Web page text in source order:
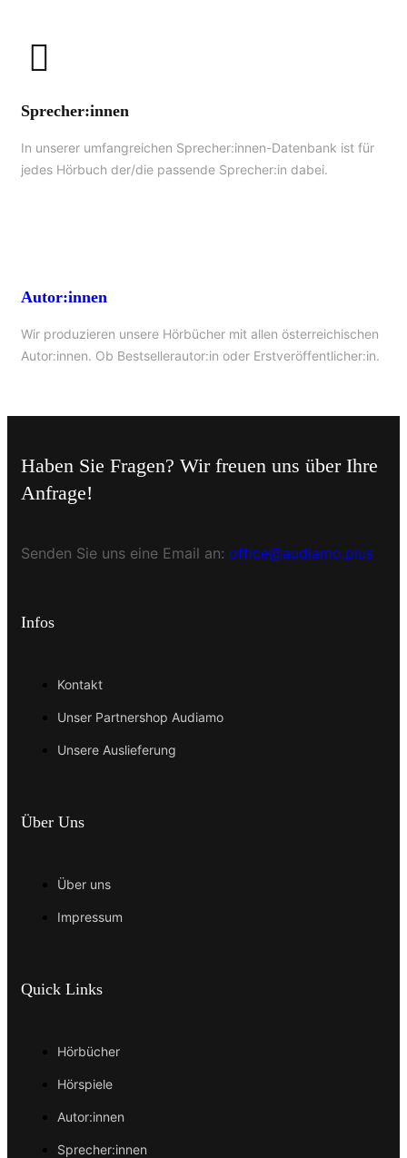
Sprecher:innen
In unserer umfangreichen Sprecher:innen-Datenbank ist für
jedes Hörbuch der/die passende Sprecher:in dabei.
Autor:innen
Wir produzieren unsere Hörbücher mit allen österreichischen
Autor:innen. Ob Bestsellerautor:in oder Erstveröffentlicher:in.
Haben Sie Fragen? Wir freuen uns über Ihre
Anfrage!
Senden Sie uns eine Email an: office@audiamo.plus
Infos
Kontakt
Unser Partnershop Audiamo
Unsere Auslieferung
Über Uns
Über uns
Impressum
Quick Links
Hörbücher
Hörspiele
Autor:innen
Sprecher:innen